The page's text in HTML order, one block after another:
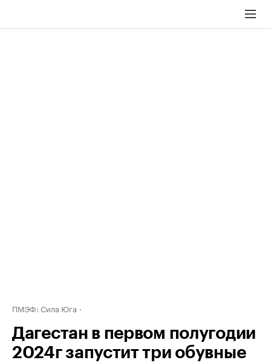
ПМЭФ: Сила Юга
Дагестан в первом полугодии
2024г запустит три обувные